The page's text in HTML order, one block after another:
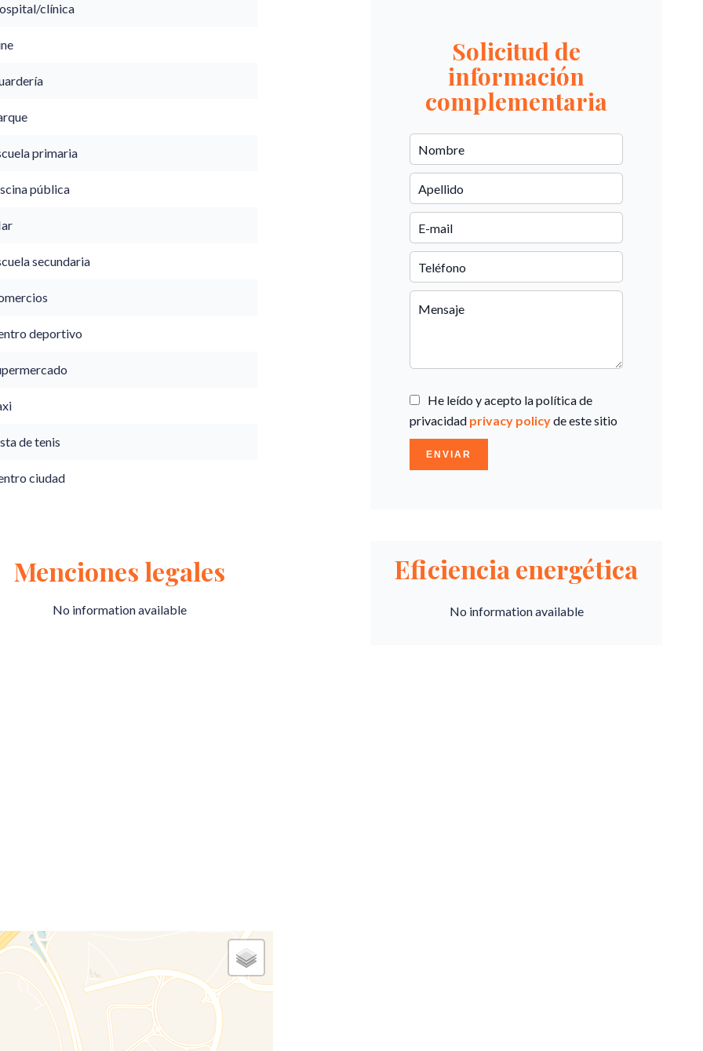
clínica
primaria
pública
secundaria
deportivo
de tenis
ciudad
Menciones legales
No information available
Solicitud de
información
complementaria
He leído y acepto la política de
privacidad privacy policyde este sitio
ENVIAR
Eficiencia energética
No information available